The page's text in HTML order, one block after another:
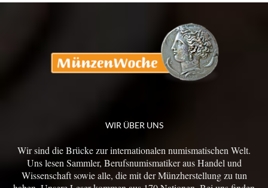
WIR ÜBER UNS
Wir sind die Brücke zur internationalen numismatischen Welt.
Uns lesen Sammler, Berufsnumismatiker aus Handel und
Wissenschaft sowie alle, die mit der Münzherstellung zu tun